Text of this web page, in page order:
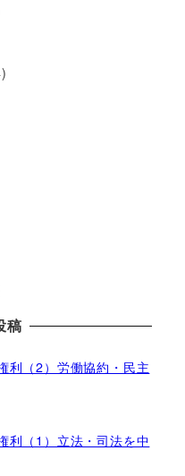
稿
利（2）労働協約・民主
利（1）立法・司法を中